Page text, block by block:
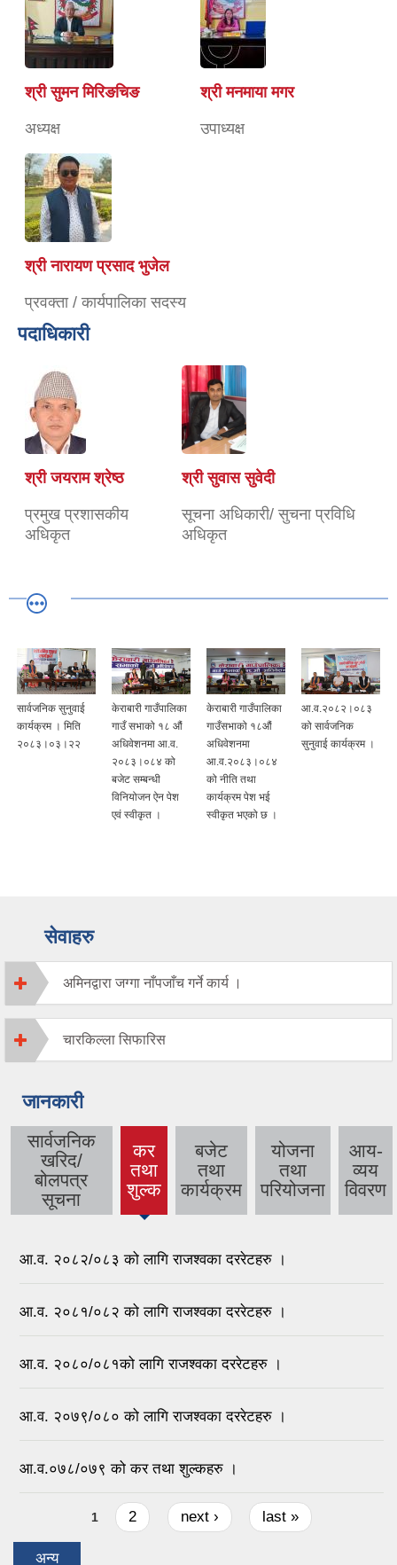
श्री सुमन मिरिङचिङ
अध्यक्ष
श्री मनमाया मगर
उपाध्यक्ष
श्री नारायण प्रसाद भुजेल
प्रवक्ता / कार्यपालिका सदस्य
पदाधिकारी
श्री जयराम श्रेष्ठ
प्रमुख प्रशासकीय
अधिकृत
श्री सुवास सुवेदी
सूचना अधिकारी/ सुचना प्रविधि
अधिकृत
सार्वजनिक सुनुवाई
कार्यक्रम । मिति
२०८३।०३।२२
केराबारी गाउँपालिका
गाउँ सभाको १८ औं
अधिवेशनमा आ.व.
२०८३।०८४ को
बजेट सम्बन्धी
विनियोजन ऐन पेश
एवं स्वीकृत ।
केराबारी गाउँपालिका
गाउँसभाको १८औं
अधिवेशनमा
आ.व.२०८३।०८४
को नीति तथा
कार्यक्रम पेश भई
स्वीकृत भएको छ ।
आ.व.२०८२।०८३
को सार्वजनिक
सुनुवाई कार्यक्रम ।
सेवाहरु
अमिनद्वारा जग्गा नाँपजाँच गर्ने कार्य ।
चारकिल्ला सिफारिस
जानकारी
सार्वजनिक
खरिद/
बोलपत्र
सूचना
कर
तथा
शुल्क
(active
tab)
बजेट
तथा
कार्यक्रम
योजना
तथा
परियोजना
आय-
व्यय
विवरण
आ.व. २०८२/०८३ को लागि राजश्वका दररेटहरु ।
आ.व. २०८१/०८२ को लागि राजश्वका दररेटहरु ।
आ.व. २०८०/०८१को लागि राजश्वका दररेटहरु ।
आ.व. २०७९/०८० को लागि राजश्वका दररेटहरु ।
आ.व.०७८/०७९ को कर तथा शुल्कहरु ।
1 2 next › last »
अन्य